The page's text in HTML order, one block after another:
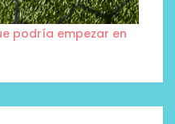
podría empezar en